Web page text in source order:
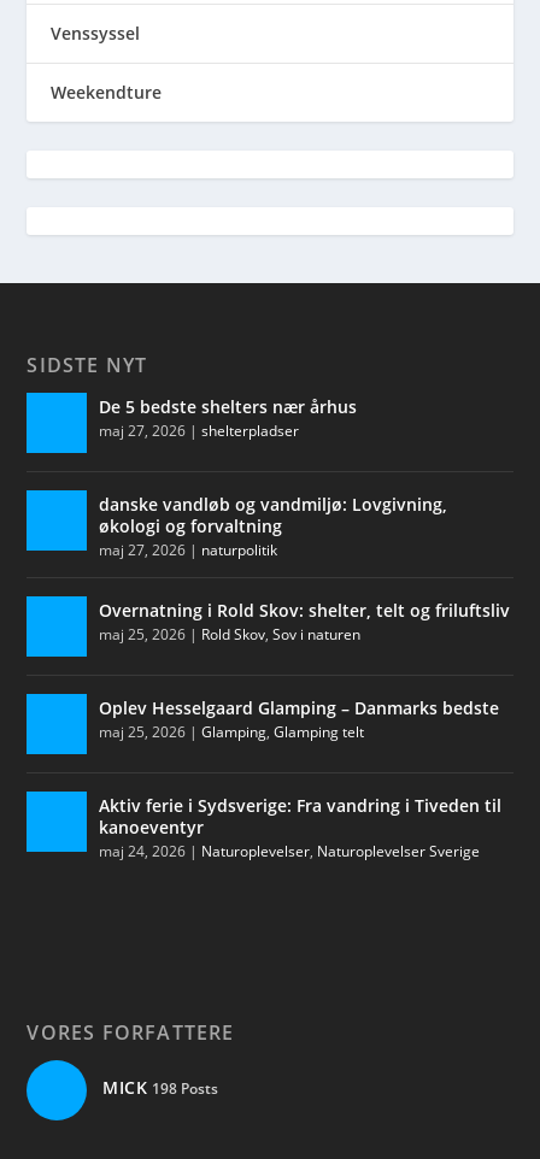
Venssyssel
Weekendture
SIDSTE NYT
De 5 bedste shelters nær århus
maj 27, 2026 |shelterpladser
danske vandløb og vandmiljø: Lovgivning,
økologi og forvaltning
maj 27, 2026 | naturpolitik
Overnatning i Rold Skov: shelter, telt og friluftsliv
maj 25, 2026 | Rold Skov,Sov i naturen
Oplev Hesselgaard Glamping – Danmarks bedste
maj 25, 2026 |Glamping,Glamping telt
Aktiv ferie i Sydsverige: Fra vandring i Tiveden til
kanoeventyr
maj 24, 2026 | Naturoplevelser, Naturoplevelser Sverige
VORES FORFATTERE
MICK 198 Posts